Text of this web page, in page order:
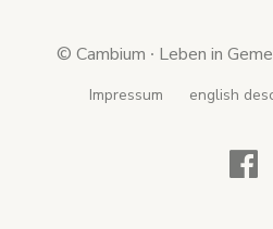
© Cambium ∙ Leben in
Secondary
Impressum english